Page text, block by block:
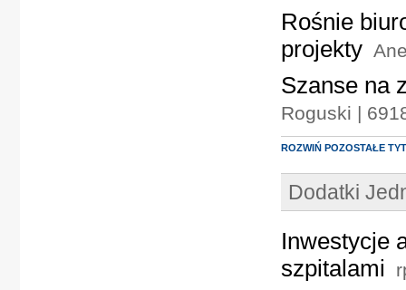
Rośnie
projekty
Szanse na
Roguski |
ROZWIŃ POZOSTAŁE
Dodatki
Inwestycje
szpitalami